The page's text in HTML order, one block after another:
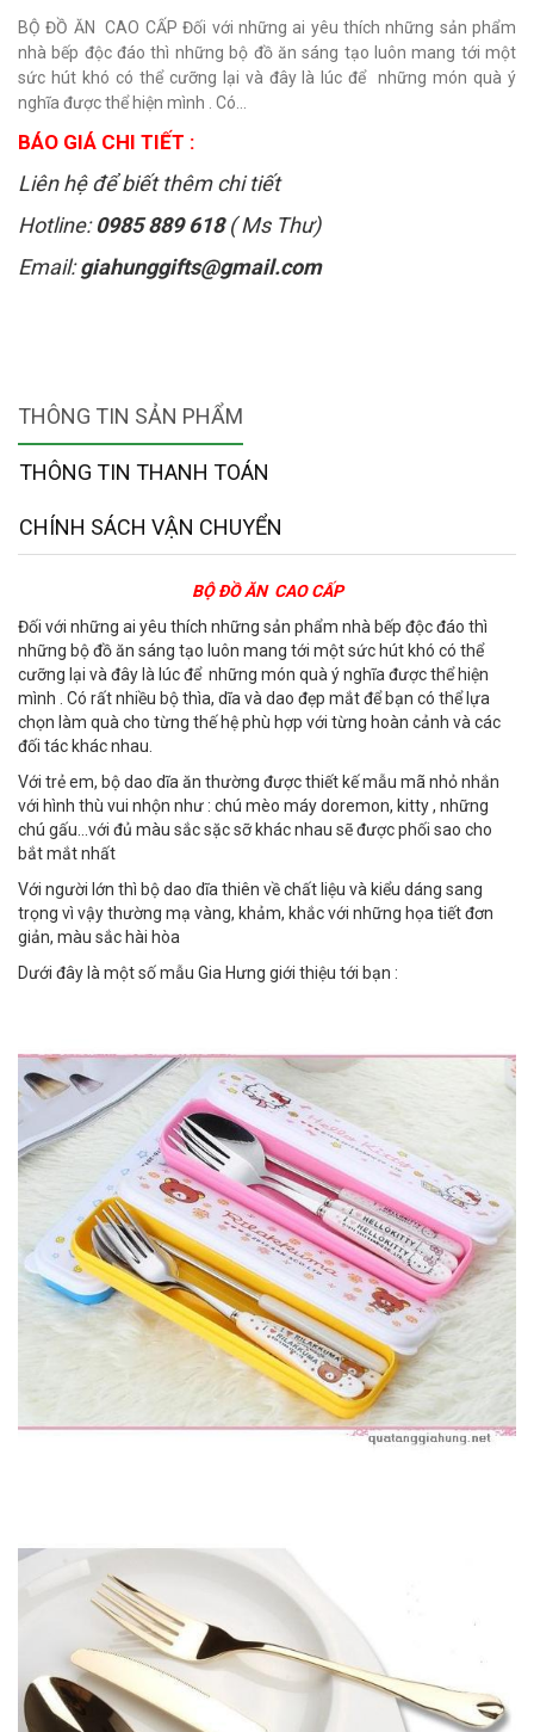
BỘ ĐỒ ĂN CAO CẤP Đối với những ai yêu thích những sản phẩm
nhà bếp độc đáo thì những bộ đồ ăn sáng tạo luôn mang tới một
sức hút khó có thể cưỡng lại và đây là lúc để những món quà ý
nghĩa được thể hiện mình . Có...
BÁO GIÁ CHI TIẾT :
Liên hệ để biết thêm chi tiết
Hotline:0985 889 618( Ms Thư)
Email:giahunggifts@gmail.com
THÔNG TIN SẢN PHẨM
THÔNG TIN THANH TOÁN
CHÍNH SÁCH VẬN CHUYỂN
BỘ ĐỒ ĂN CAO CẤP
Đối với những ai yêu thích những sản phẩm nhà bếp độc đáo thì
những bộ đồ ăn sáng tạo luôn mang tới một sức hút khó có thể
cưỡng lại và đây là lúc để những món quà ý nghĩa được thể hiện
mình . Có rất nhiều bộ thìa, dĩa và dao đẹp mắt để bạn có thể lựa
chọn làm quà cho từng thế hệ phù hợp với từng hoàn cảnh và các
đối tác khác nhau.
Với trẻ em, bộ dao dĩa ăn thường được thiết kế mẫu mã nhỏ nhắn
với hình thù vui nhộn như : chú mèo máy doremon, kitty , những
chú gấu...với đủ màu sắc sặc sỡ khác nhau sẽ được phối sao cho
bắt mắt nhất
Với người lớn thì bộ dao dĩa thiên về chất liệu và kiểu dáng sang
trọng vì vậy thường mạ vàng, khảm, khắc với những họa tiết đơn
giản, màu sắc hài hòa
Dưới đây là một số mẫu Gia Hưng giới thiệu tới bạn :